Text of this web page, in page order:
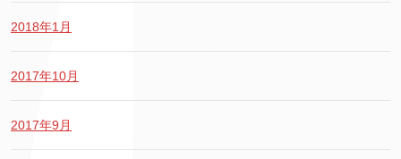
2018年1月
2017年10月
2017年9月